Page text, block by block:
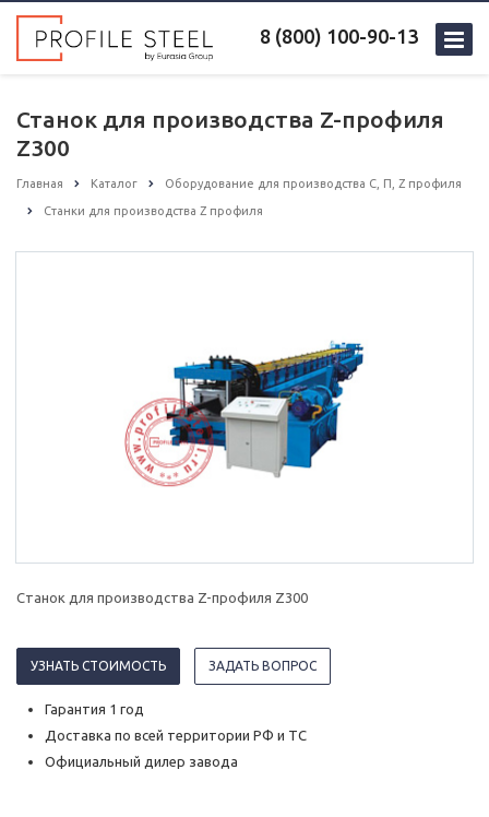
8 (800) 100-90-13
Станок для производства Z-профиля
Z300
Главная Каталог Оборудование для производства С, П, Z профиля
Станки для производства Z профиля
Станок для производства Z-профиля Z300
УЗНАТЬ СТОИМОСТЬ ЗАДАТЬ ВОПРОС
Гарантия 1 год
Доставка по всей территории РФ и ТС
Официальный дилер завода